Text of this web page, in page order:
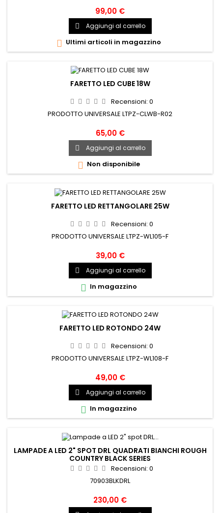
99,00 €
 Aggiungi al carrello
 Ultimi articoli in magazzino
FARETTO LED CUBE 18W
Recensioni: 0
PRODOTTO UNIVERSALE LTPZ-CLWB-R02
65,00 €
 Aggiungi al carrello
 Non disponibile
FARETTO LED RETTANGOLARE 25W
Recensioni: 0
PRODOTTO UNIVERSALE LTPZ-WL105-F
39,00 €
 Aggiungi al carrello
 In magazzino
FARETTO LED ROTONDO 24W
Recensioni: 0
PRODOTTO UNIVERSALE LTPZ-WL108-F
49,00 €
 Aggiungi al carrello
 In magazzino
LAMPADE A LED 2" SPOT DRL QUADRATI BIANCHI ROUGH
COUNTRY BLACK SERIES
Recensioni: 0
70903BLKDRL
230,00 €